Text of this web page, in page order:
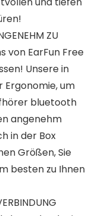
ZU
von EarFun Free
Unsere in
um
bluetooth
angenehm
in der Box
Größen, Sie
besten zu Ihnen